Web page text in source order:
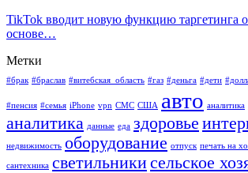
TikTok вводит новую функцию таргетинга
основе…
Метки
#брак #браслав #витебская_область #газ #деньга #дети
#пенсия #семья iPhone vpn СМС США авто аналитика
аналитика данные еда здоровье
недвижимость оборудование отпуск печать на
сантехника светильникисельское